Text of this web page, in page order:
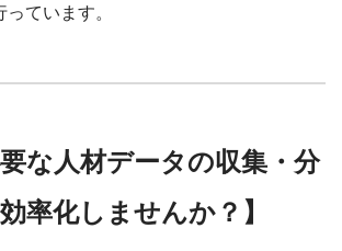
ています。
要な人材データの収集・分
率化しませんか？】